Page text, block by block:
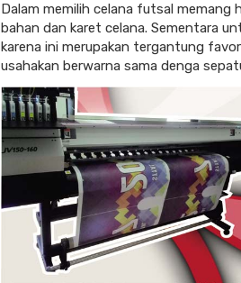
Dalam memilih celana futsal memang
bahan dan karet celana. Sementara
karena ini merupakan tergantung
usahakan berwarna sama denga